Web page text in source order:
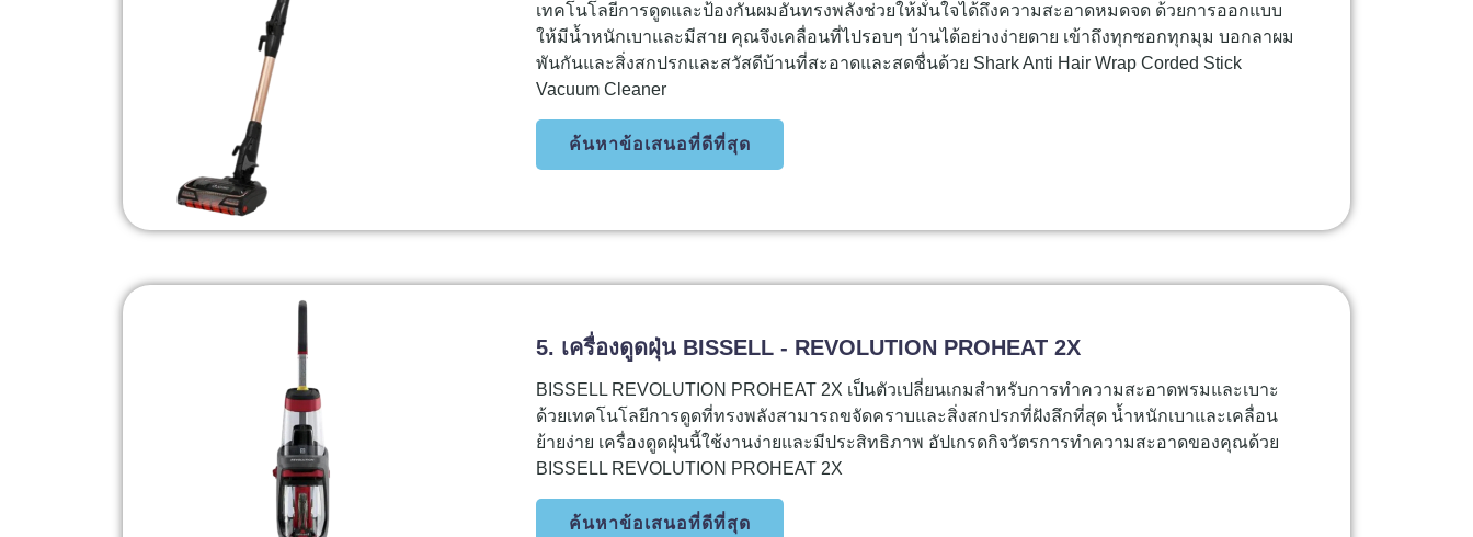
เทคโนโลยีการดูดและป้องกันผมอันทรงพลังช่วยให้มั่นใจได้ถึงความสะอาดหมดจด ด้วยการออกแบบ
ให้มีน้ำหนักเบาและมีสาย คุณจึงเคลื่อนที่ไปรอบๆ บ้านได้อย่างง่ายดาย เข้าถึงทุกซอกทุกมุม บอกลาผม
พันกันและสิ่งสกปรกและสวัสดีบ้านที่สะอาดและสดชื่นด้วย Shark Anti Hair Wrap Corded Stick
Vacuum Cleaner
ค้นหาข้อเสนอที่ดีที่สุด
5. เครื่องดูดฝุ่น BISSELL - REVOLUTION PROHEAT 2X
BISSELL REVOLUTION PROHEAT 2X เป็นตัวเปลี่ยนเกมสำหรับการทำความสะอาดพรมและเบาะ
ด้วยเทคโนโลยีการดูดที่ทรงพลังสามารถขจัดคราบและสิ่งสกปรกที่ฝังลึกที่สุด น้ำหนักเบาและเคลื่อน
ย้ายง่าย เครื่องดูดฝุ่นนี้ใช้งานง่ายและมีประสิทธิภาพ อัปเกรดกิจวัตรการทำความสะอาดของคุณด้วย
BISSELL REVOLUTION PROHEAT 2X
ค้นหาข้อเสนอที่ดีที่สุด